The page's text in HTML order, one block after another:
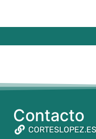
Contacto
CORTESLOPEZ.ES